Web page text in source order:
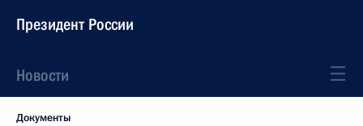
Президент России
Новости
Документы